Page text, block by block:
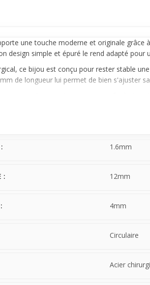
une touche moderne et originale grâce
design simple et épuré le rend adapté
ce bijou est conçu pour rester stable
de longueur lui permet de bien s'ajuster
1.6mm
: 12mm
4mm
Circulaire
Acier